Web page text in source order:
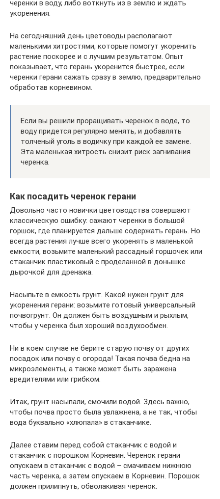
черенки в воду, либо воткнуть из в землю и ждать
укоренения.
На сегодняшний день цветоводы располагают
маленькими хитростями, которые помогут укоренить
растение поскорее и с лучшим результатом. Опыт
показывает, что герань укоренится быстрее, если
черенки герани сажать сразу в землю, предварительно
обработав корневином.
Если вы решили проращивать черенок в воде, то
воду придется регулярно менять, и добавлять
толченый уголь в водичку при каждой ее замене.
Эта маленькая хитрость снизит риск загнивания
черенка.
Как посадить черенок герани
Довольно часто новички цветоводства совершают
классическую ошибку: сажают черенки в большой
горшок, где планируется дальше содержать герань. Но
всегда растения лучше всего укоренять в маленькой
емкости, возьмите маленький рассадный горшочек или
стаканчик пластиковый с проделанной в донышке
дырочкой для дренажа.
Насыпьте в емкость грунт. Какой нужен грунт для
укоренения герани: возьмите готовый универсальный
почвогрунт. Он должен быть воздушным и рыхлым,
чтобы у черенка был хороший воздухообмен.
Ни в коем случае не берите старую почву от других
посадок или почву с огорода! Такая почва бедна на
микроэлементы, а также может быть заражена
вредителями или грибком.
Итак, грунт насыпали, смочили водой. Здесь важно,
чтобы почва просто была увлажнена, а не так, чтобы
вода буквально «хлюпала» в стаканчике.
Далее ставим перед собой стаканчик с водой и
стаканчик с порошком Корневин. Черенок герани
опускаем в стаканчик с водой – смачиваем нижнюю
часть черенка, а затем опускаем в Корневин. Порошок
должен прилипнуть, обволакивая черенок.